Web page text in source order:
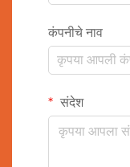
कंपनीचे नाव
संदेश